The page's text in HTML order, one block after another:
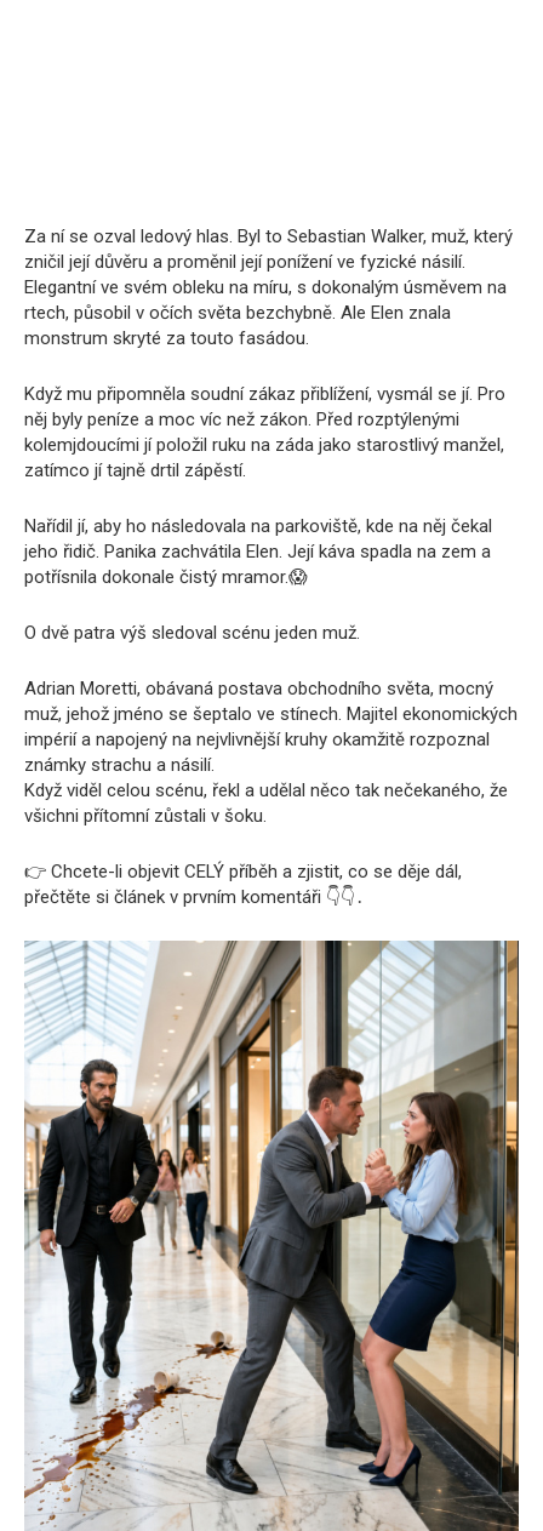
Za ní se ozval ledový hlas. Byl to Sebastian Walker, muž, který
zničil její důvěru a proměnil její ponížení ve fyzické násilí.
Elegantní ve svém obleku na míru, s dokonalým úsměvem na
rtech, působil v očích světa bezchybně. Ale Elen znala
monstrum skryté za touto fasádou.
Když mu připomněla soudní zákaz přiblížení, vysmál se jí. Pro
něj byly peníze a moc víc než zákon. Před rozptýlenými
kolemjdoucími jí položil ruku na záda jako starostlivý manžel,
zatímco jí tajně drtil zápěstí.
Nařídil jí, aby ho následovala na parkoviště, kde na něj čekal
jeho řidič. Panika zachvátila Elen. Její káva spadla na zem a
potřísnila dokonale čistý mramor.😱
O dvě patra výš sledoval scénu jeden muž.
Adrian Moretti, obávaná postava obchodního světa, mocný
muž, jehož jméno se šeptalo ve stínech. Majitel ekonomických
impérií a napojený na nejvlivnější kruhy okamžitě rozpoznal
známky strachu a násilí.
Když viděl celou scénu, řekl a udělal něco tak nečekaného, že
všichni přítomní zůstali v šoku.
👉 Chcete-li objevit CELÝ příběh a zjistit, co se děje dál,
přečtěte si článek v prvním komentáři 👇👇․